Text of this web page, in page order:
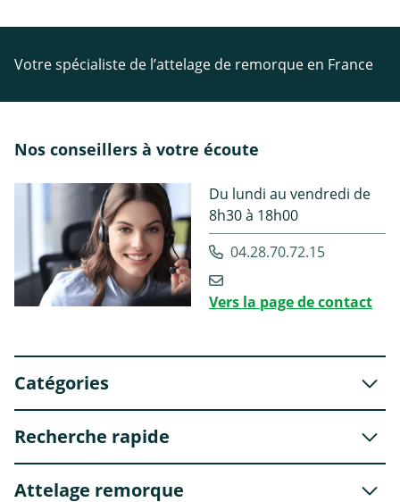
Votre spécialiste de l’attelage de remorque en France
Nos conseillers à votre écoute
Du lundi au vendredi de
8h30 à 18h00
04.28.70.72.15
Vers la page de contact
Catégories
Recherche rapide
Attelage remorque